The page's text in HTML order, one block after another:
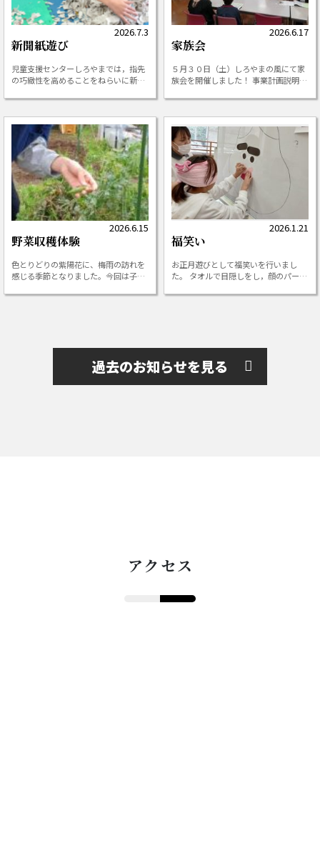
2026.7.3
新聞紙遊び
児童支援センターしろやまでは，指先
の巧緻性を高めることをねらいに新聞
新聞紙をちぎる児童や，ちぎった新聞
紙を上から降らせる児童，丸めてボー
ルにして遊ぶ児童など，さまざまな遊
び方を見つけて […]
2026.6.17
家族会
５月３０日（土）しろやまの風にて家
族会を開催しました！ 事業計画説明・
様子を参観していただきました。 たく
さんのご家族にご参加いただき，あり
がたいお気持ちでいっぱいです。 今年
度もどう […]
2026.6.15
野菜収穫体験
色とりどりの紫陽花に、梅雨の訪れを
感じる季節となりました。今回は子供
にしろやま内の畑でえんどう豆とさや
2026.1.21
福笑い
お正月遊びとして福笑いを行いまし
た。 タオルで目隠しをし，顔のパーツ
も「ここかなあ？」と手探りでパーツ
過去のお知らせを見る
アクセス